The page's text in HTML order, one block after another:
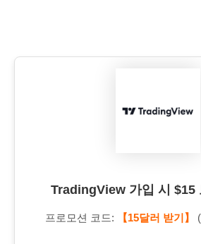
TradingView 가입 시 $15
프로모션 코드: 【15달러 받기】